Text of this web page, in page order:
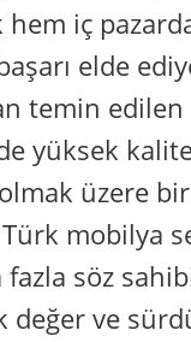
iç
elde
temin edilen
yüksek
üzere
mobilya
söz
değer ve